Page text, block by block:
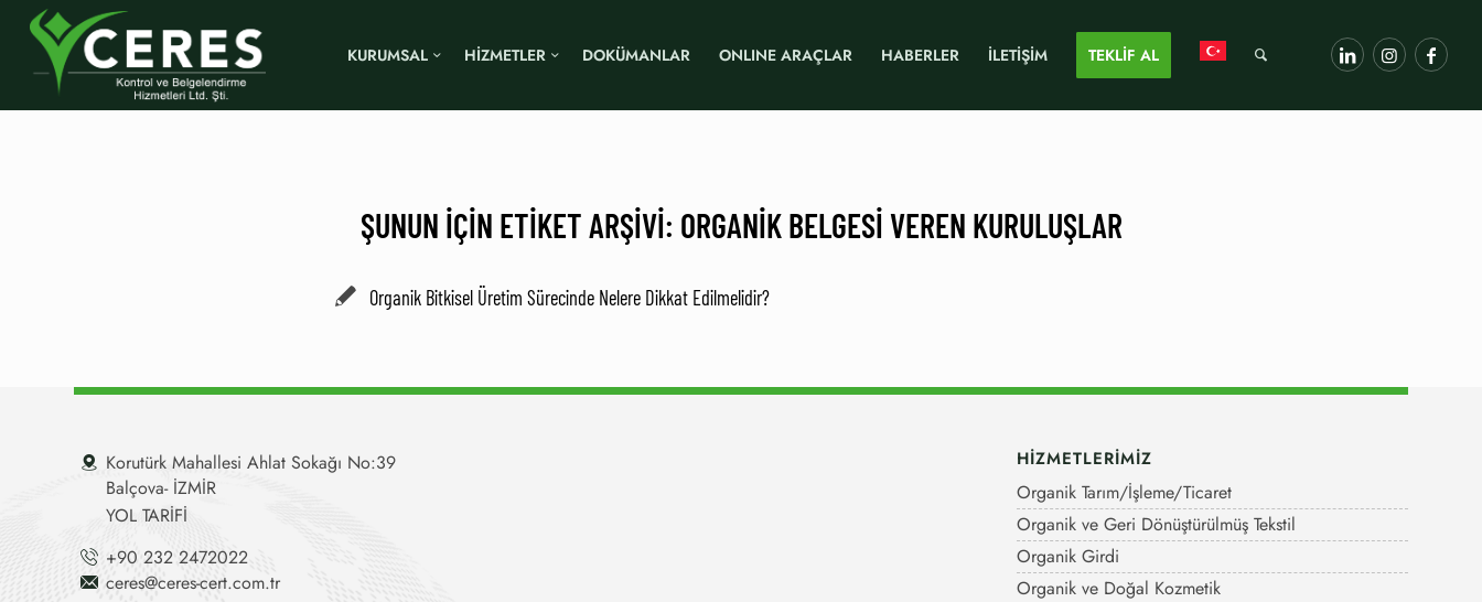
KURUMSAL HİZMETLER DOKÜMANLAR ONLINE ARAÇLAR HABERLER İLETİŞİM TEKLİF AL
ŞUNUN IÇIN ETIKET ARŞIVI: ORGANIK BELGESI VEREN KURULUŞLAR
Organik Bitkisel Üretim Sürecinde Nelere Dikkat Edilmelidir?
Korutürk Mahallesi Ahlat Sokağı No:39
Balçova- İZMİR
YOL TARİFİ
+90 232 2472022
ceres@ceres-cert.com.tr
HİZMETLERİMİZ
Organik Tarım/İşleme/Ticaret
Organik ve Geri Dönüştürülmüş Tekstil
Organik Girdi
Organik ve Doğal Kozmetik